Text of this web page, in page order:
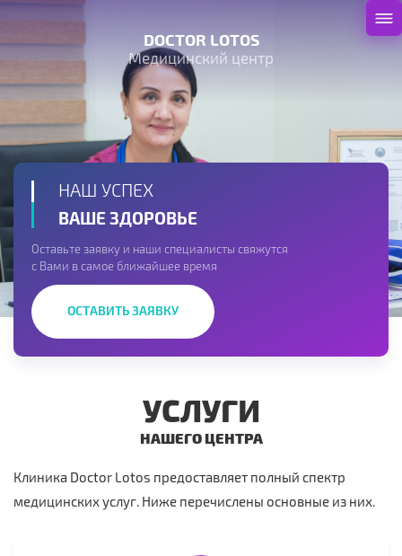
DOCTOR LOTOS
Медицинский центр
НАШ УСПЕХ
ВАШЕ ЗДОРОВЬЕ
Оставьте заявку и наши специалисты свяжутся
с Вами в самое ближайшее время
ОСТАВИТЬ ЗАЯВКУ
УСЛУГИ
НАШЕГО ЦЕНТРА
Клиника Doctor Lotos предоставляет полный спектр
медицинских услуг. Ниже перечислены основные из них.